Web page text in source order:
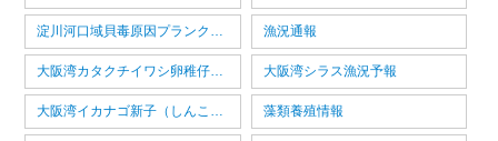
淀川河口域貝毒原因プランクトン情報 漁況通報
大阪湾カタクチイワシ卵稚仔情報 大阪湾シラス漁況予報
大阪湾イカナゴ新子（しんこ）漁況予報 藻類養殖情報